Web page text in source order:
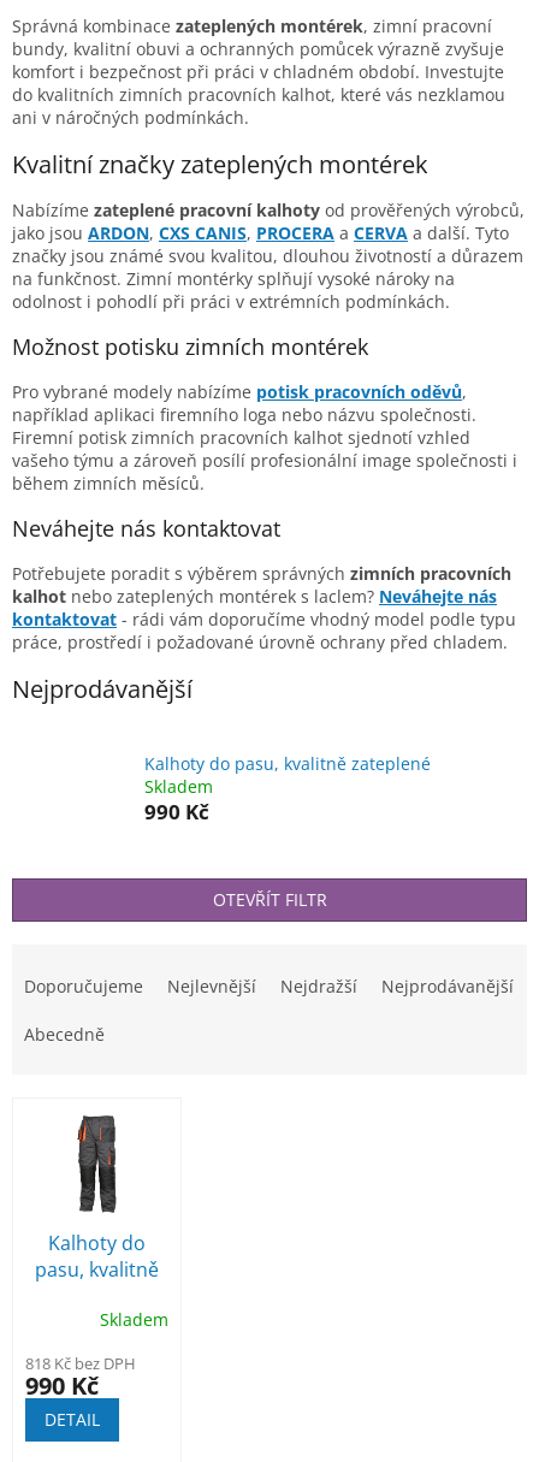
Správná kombinace zateplených montérek, zimní pracovní
bundy, kvalitní obuvi a ochranných pomůcek výrazně zvyšuje
komfort i bezpečnost při práci v chladném období. Investujte
do kvalitních zimních pracovních kalhot, které vás nezklamou
ani v náročných podmínkách.
Kvalitní značky zateplených montérek
Nabízíme zateplené pracovní kalhoty od prověřených výrobců,
jako jsou ARDON, CXS CANIS, PROCERA a CERVA a další. Tyto
značky jsou známé svou kvalitou, dlouhou životností a důrazem
na funkčnost. Zimní montérky splňují vysoké nároky na
odolnost i pohodlí při práci v extrémních podmínkách.
Možnost potisku zimních montérek
Pro vybrané modely nabízíme potisk pracovních oděvů,
například aplikaci firemního loga nebo názvu společnosti.
Firemní potisk zimních pracovních kalhot sjednotí vzhled
vašeho týmu a zároveň posílí profesionální image společnosti i
během zimních měsíců.
Neváhejte nás kontaktovat
Potřebujete poradit s výběrem správných zimních pracovních
kalhot nebo zateplených montérek s laclem? Neváhejte nás
kontaktovat - rádi vám doporučíme vhodný model podle typu
práce, prostředí i požadované úrovně ochrany před chladem.
Nejprodávanější
Kalhoty do pasu, kvalitně zateplené
Skladem
990 Kč
OTEVŘÍT FILTR
Doporučujeme Nejlevnější Nejdražší Nejprodávanější
Abecedně
Kalhoty do
pasu, kvalitně
Skladem
818 Kč bez DPH
990 Kč
DETAIL